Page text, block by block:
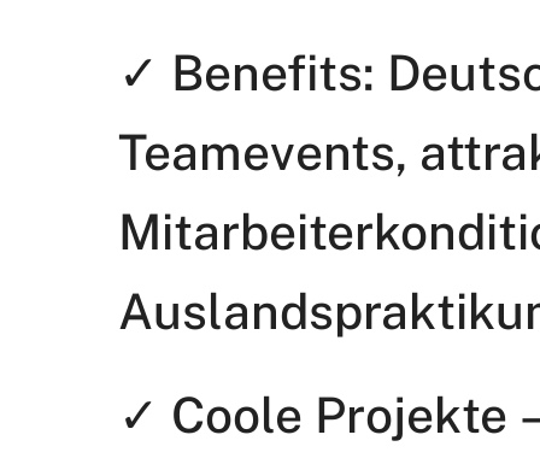
✓ Benefits:
Teamevents,
✓ Coole Projekte